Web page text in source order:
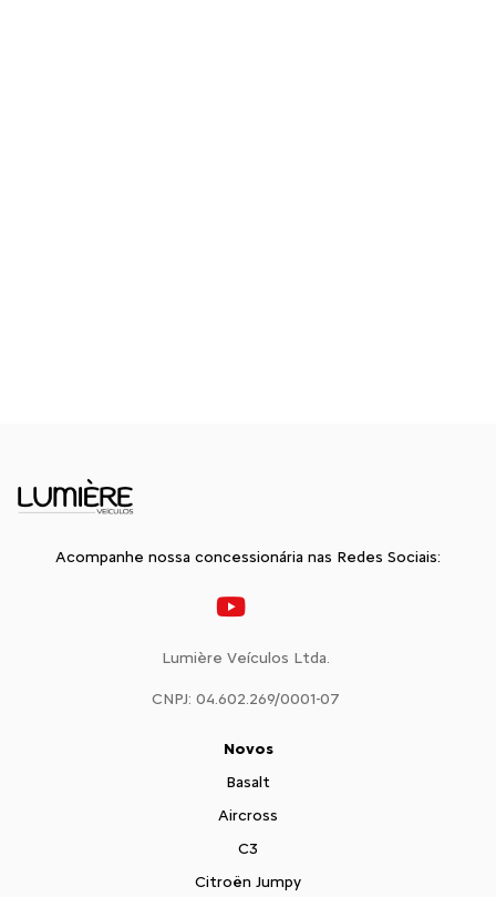
Acompanhe nossa concessionária nas Redes Sociais:
Lumière Veículos Ltda.
CNPJ: 04.602.269/0001-07
Novos
Basalt
Aircross
C3
Citroën Jumpy